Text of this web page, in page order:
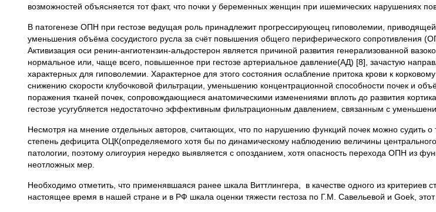
возможностей объясняется тот факт, что почки у беременных женщин при ишемических нарушениях
В патогенезе ОПН при гестозе ведущая роль принадлежит прогрессирующец гиповолемии,
уменьшения объёма сосудистого русла за счёт повышения общего периферического сопротивления
Активизация оси ренин-ангиотензин-альдостерон является причиной развития генерализованной
нормальное или, чаще всего, повышенное при гестозе артериальное давление(АД) [8], зачастую
характерных для гиповолемии. Характерное для этого состояния ослабление притока крови к
снижению скорости клубочковой фильтрации, уменьшению концентрационной способности почек и
поражения тканей почек, сопровождающиеся анатомическими изменениями вплоть до развития
гестозе усугубляется недостаточно эффективным фильтрационным давлением, связанным с
Несмотря на мнение отдельных авторов, считающих, что по нарушению функций почек можно судить о
степень дефицита ОЦК(определяемого хотя бы по динамическому наблюдению величины
патологии, поэтому олигоурия нередко выявляется с опозданием, хотя опасность перехода ОПН из
неотложных мер.
Необходимо отметить, что применявшаяся ранее шкала Виттлингера, в качестве одного из критериев
настоящее время в нашей стране и в РФ шкала оценки тяжести гестоза по Г.М. Савельевой и Goek, этот